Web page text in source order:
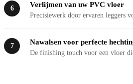
6 Verlijmen van uw PVC vloer
Precisiewerk door ervaren leggers
7 Nawalsen voor perfecte
De finishing touch voor een vloer